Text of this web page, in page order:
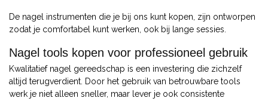
De nagel instrumenten die je bij ons kunt kopen, zijn ontworpen
zodat je comfortabel kunt werken, ook bij lange sessies.
Nagel tools kopen voor professioneel gebruik
Kwalitatief nagel gereedschap is een investering die zichzelf
altijd terugverdient. Door het gebruik van betrouwbare tools
werk je niet alleen sneller, maar lever je ook consistente